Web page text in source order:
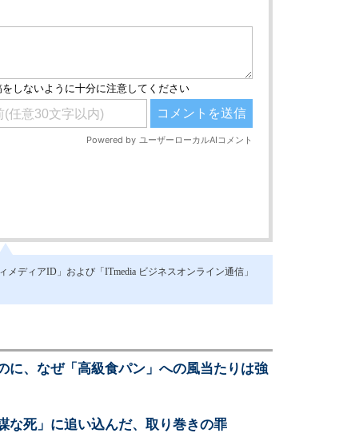
ディアID」および「ITmedia ビジネスオンライン通信」
に、なぜ「高級食パン」への風当たりは強
な死」に追い込んだ、取り巻きの罪